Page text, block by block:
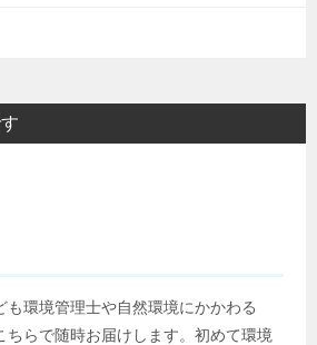
も環境管理士や自然環境にかかわる
ちらで随時お届けします。初めて環境